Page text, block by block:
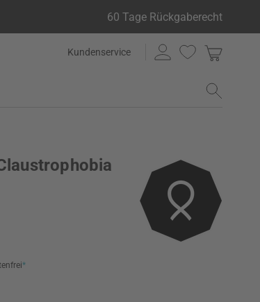
60 Tage Rückgaberecht
Kundenservice
*